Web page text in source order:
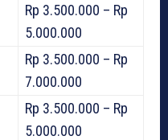
Rp 3.500.000 – Rp
5.000.000
Rp 3.500.000 – Rp
7.000.000
Rp 3.500.000 – Rp
5.000.000